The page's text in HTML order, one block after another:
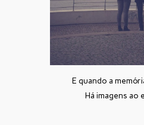
E quando a
Há imagens ao